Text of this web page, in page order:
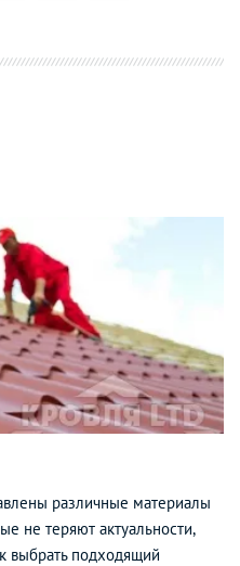
различные материалы
не теряют актуальности,
выбрать подходящий